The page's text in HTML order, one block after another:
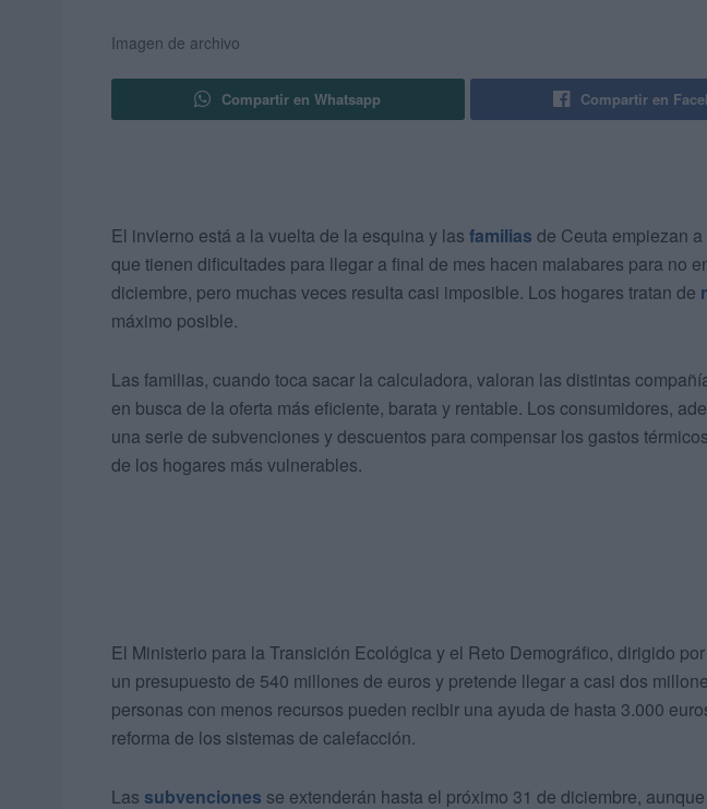
Imagen de archivo
Compartir en Whatsapp Compartir en
El invierno está a la vuelta de la esquina y las familias de Ceuta empiezan
que tienen dificultades para llegar a final de mes hacen malabares para no
diciembre, pero muchas veces resulta casi imposible. Los hogares tratan de
máximo posible.
Las familias, cuando toca sacar la calculadora, valoran las distintas
en busca de la oferta más eficiente, barata y rentable. Los consumidores,
una serie de subvenciones y descuentos para compensar los gastos
de los hogares más vulnerables.
El Ministerio para la Transición Ecológica y el Reto Demográfico, dirigido
un presupuesto de 540 millones de euros y pretende llegar a casi dos
personas con menos recursos pueden recibir una ayuda de hasta 3.000
reforma de los sistemas de calefacción.
Las subvenciones se extenderán hasta el próximo 31 de diciembre,